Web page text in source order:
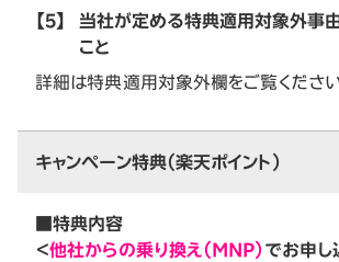
【5】
当社が定める特典適用対象外事
こと
詳細は特典適用対象外欄をご覧くださ
キャンペーン特典（楽天ポイント）
■特典内容
＜他社からの乗り換え（MNP）でお申し